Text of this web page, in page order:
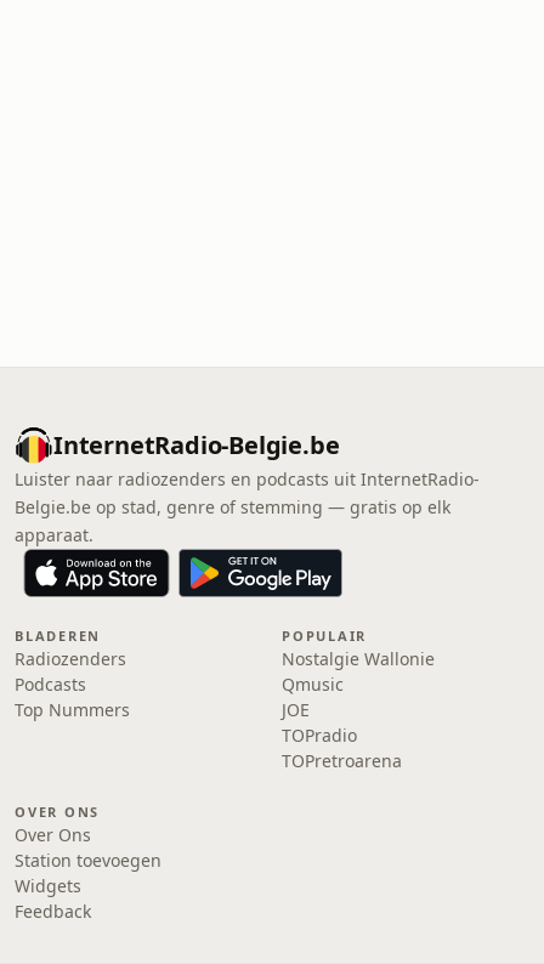
InternetRadio-Belgie.be
Luister naar radiozenders en podcasts uit InternetRadio-
Belgie.be op stad, genre of stemming — gratis op elk
apparaat.
BLADEREN
Radiozenders
Podcasts
Top Nummers
POPULAIR
Nostalgie Wallonie
Qmusic
JOE
TOPradio
TOPretroarena
OVER ONS
Over Ons
Station toevoegen
Widgets
Feedback